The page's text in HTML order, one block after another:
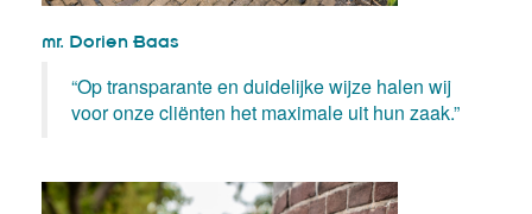
mr. Dorien Baas
“Op transparante en duidelijke wijze halen wij
voor onze cliënten het maximale uit hun zaak.”